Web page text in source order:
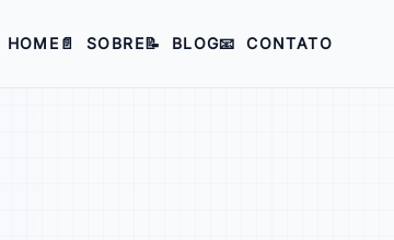
HOME 📄 SOBRE📝 BLOG📧 CONTATO